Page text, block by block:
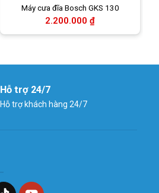
Máy cưa đĩa Bosch GKS 130
2.200.000 ₫
Hỗ trợ 24/7
Hỗ trợ khách hàng 24/7